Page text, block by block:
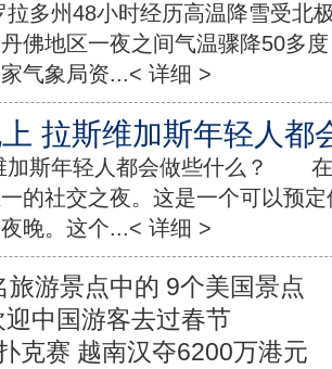
拉多州48小时经历高温降雪受北
佛地区一夜之间气温骤降50多
气象局资...< 详细 >
拉斯维加斯年轻人都
加斯年轻人都会做些什么？ 在
一的社交之夜。这是一个可以预
晚。这个...< 详细 >
旅游景点中的 9个美国景点
中国游客去过春节
克赛 越南汉夺6200万港元